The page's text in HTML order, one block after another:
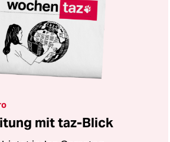
mit taz-Blick